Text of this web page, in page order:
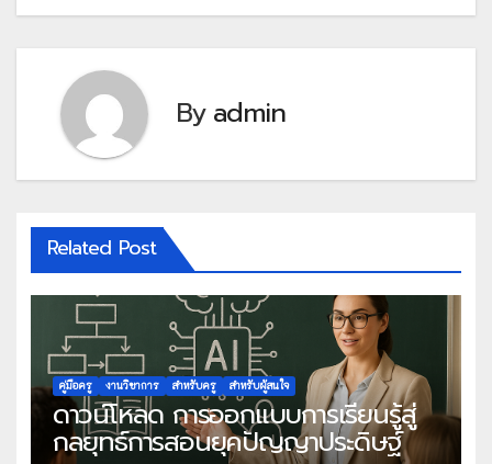
Byadmin
Related Post
คู่มือครู งานวิชาการ สำหรับครู สำหรับผู้สนใจ
ดาวน์โหลด การออกแบบการเรียนรู้สู่
กลยุทธ์การสอนยุคปัญญาประดิษฐ์